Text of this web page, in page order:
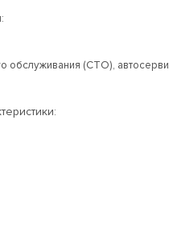
обслуживания (СТО),